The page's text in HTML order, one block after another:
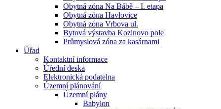
Obytná zóna Na Bábě – I. etapa
Obytná zóna Havlovice
Obytná zóna Vrbova ul.
Bytová výstavba Kozinovo pole
Průmyslová zóna za kasárnami
Úřad
Kontaktní informace
Úřední deska
Elektronická podatelna
Územní plánování
Územní plány
Babylon